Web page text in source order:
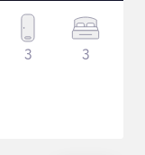
3 3